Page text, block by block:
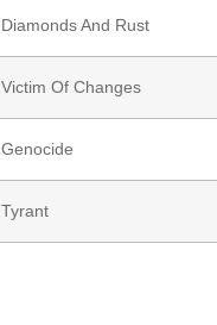
Diamonds And Rust
Victim Of Changes
Genocide
Tyrant